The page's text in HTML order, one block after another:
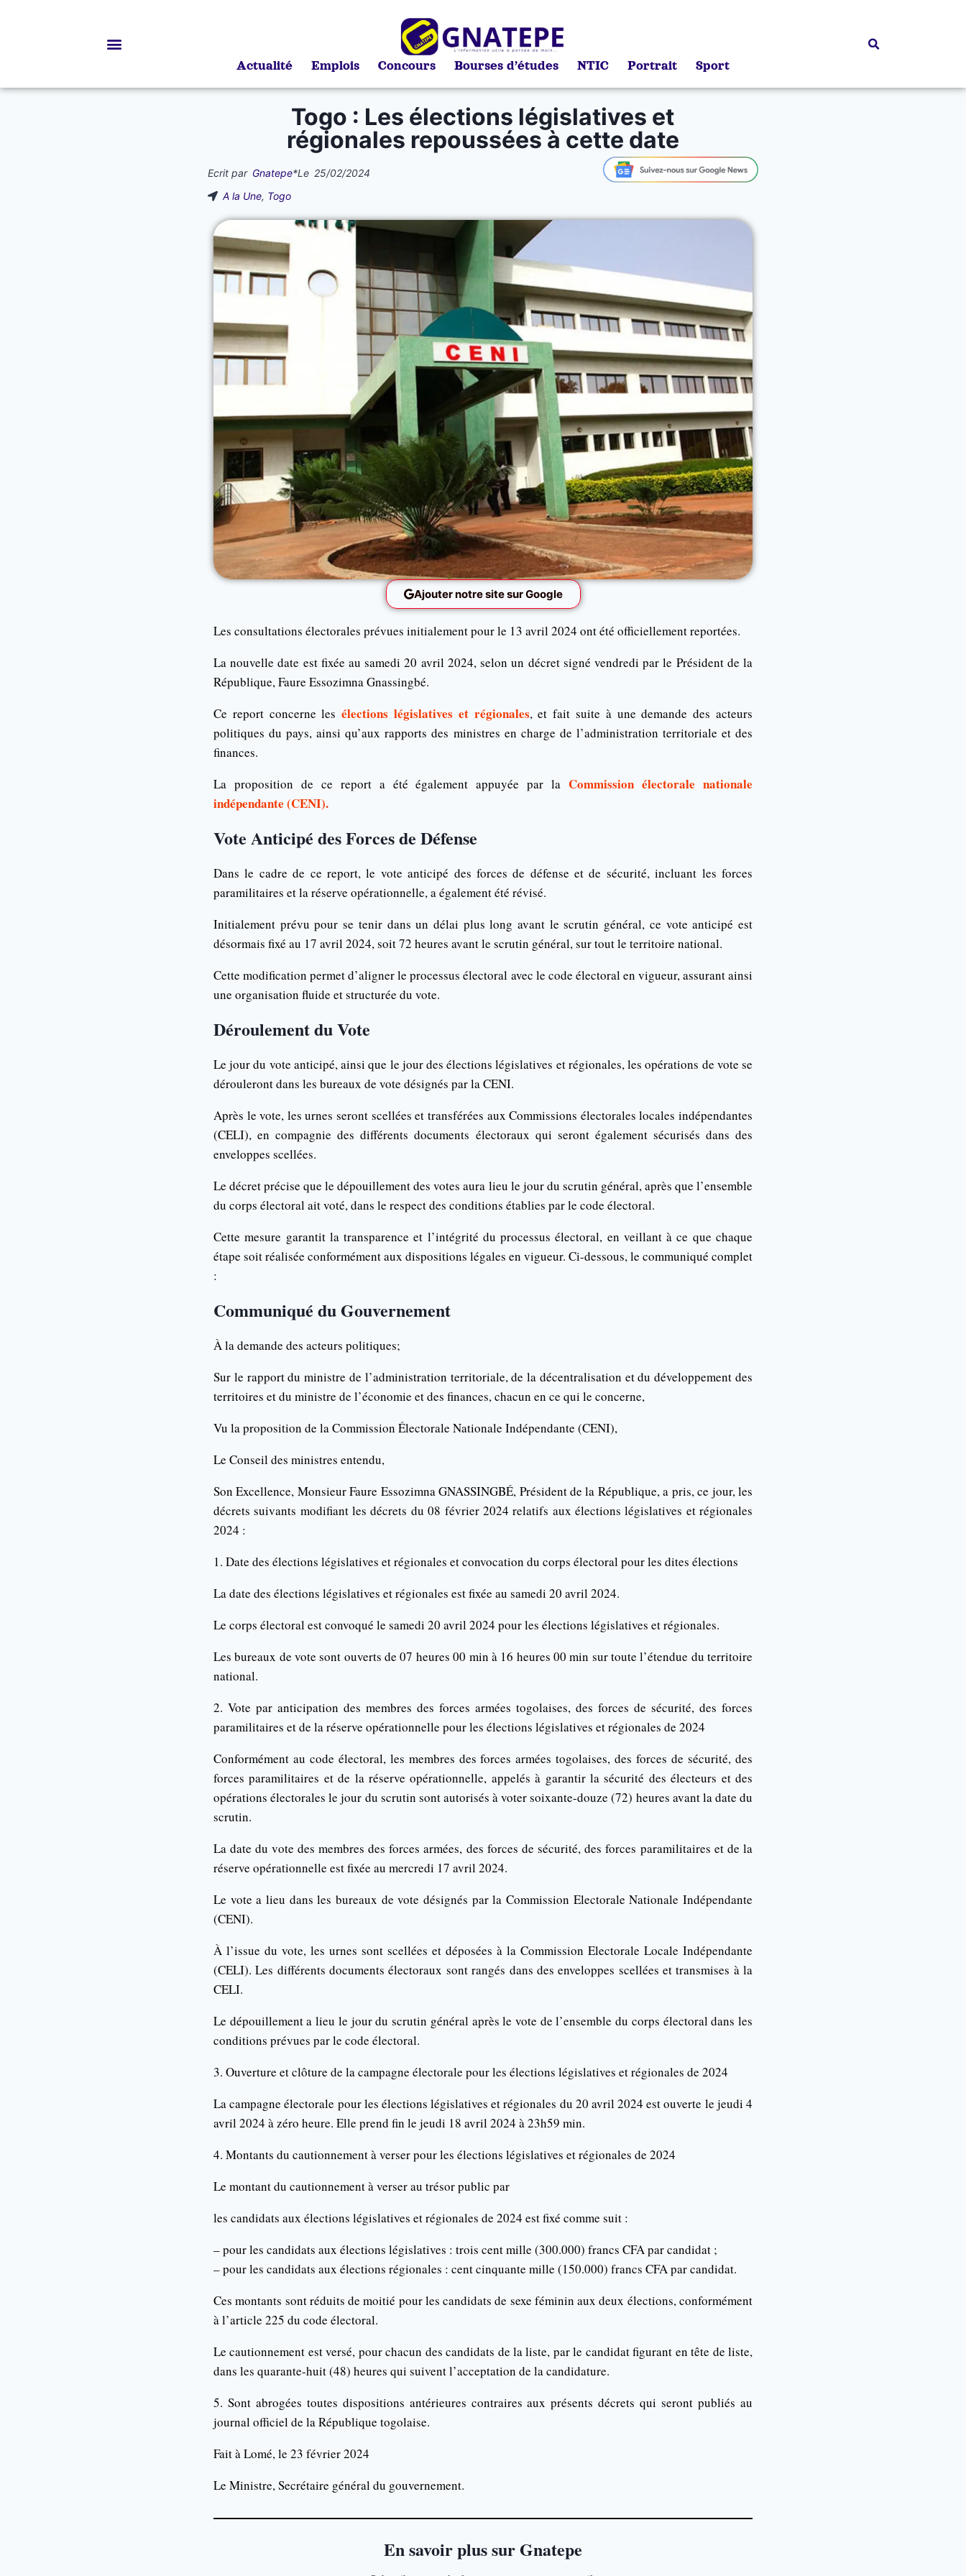
Actualité Emplois Concours Bourses d’études NTIC Portrait Sport
Togo : Les élections législatives et
régionales repoussées à cette date
Ecrit par Gnatepe*Le 25/02/2024
A la Une, Togo
Ajouter notre site sur Google
Les consultations électorales prévues initialement pour le 13 avril 2024 ont été officiellement reportées.
La nouvelle date est fixée au samedi 20 avril 2024, selon un décret signé vendredi par le Président de la
République, Faure Essozimna Gnassingbé.
Ce report concerne lesélections législatives et régionales, et fait suite à une demande des acteurs
politiques du pays, ainsi qu’aux rapports des ministres en charge de l’administration territoriale et des
finances.
La proposition de ce report a été également appuyée par laCommission électorale nationale
indépendante (CENI).
Vote Anticipé des Forces de Défense
Dans le cadre de ce report, le vote anticipé des forces de défense et de sécurité, incluant les forces
paramilitaires et la réserve opérationnelle, a également été révisé.
Initialement prévu pour se tenir dans un délai plus long avant le scrutin général, ce vote anticipé est
désormais fixé au 17 avril 2024, soit 72 heures avant le scrutin général, sur tout le territoire national.
Cette modification permet d’aligner le processus électoral avec le code électoral en vigueur, assurant ainsi
une organisation fluide et structurée du vote.
Déroulement du Vote
Le jour du vote anticipé, ainsi que le jour des élections législatives et régionales, les opérations de vote se
dérouleront dans les bureaux de vote désignés par la CENI.
Après le vote, les urnes seront scellées et transférées aux Commissions électorales locales indépendantes
(CELI), en compagnie des différents documents électoraux qui seront également sécurisés dans des
enveloppes scellées.
Le décret précise que le dépouillement des votes aura lieu le jour du scrutin général, après que l’ensemble
du corps électoral ait voté, dans le respect des conditions établies par le code électoral.
Cette mesure garantit la transparence et l’intégrité du processus électoral, en veillant à ce que chaque
étape soit réalisée conformément aux dispositions légales en vigueur. Ci-dessous, le communiqué complet
:
Communiqué du Gouvernement
À la demande des acteurs politiques;
Sur le rapport du ministre de l’administration territoriale, de la décentralisation et du développement des
territoires et du ministre de l’économie et des finances, chacun en ce qui le concerne,
Vu la proposition de la Commission Électorale Nationale Indépendante (CENI),
Le Conseil des ministres entendu,
Son Excellence, Monsieur Faure Essozimna GNASSINGBÉ, Président de la République, a pris, ce jour, les
décrets suivants modifiant les décrets du 08 février 2024 relatifs aux élections législatives et régionales
2024 :
1. Date des élections législatives et régionales et convocation du corps électoral pour les dites élections
La date des élections législatives et régionales est fixée au samedi 20 avril 2024.
Le corps électoral est convoqué le samedi 20 avril 2024 pour les élections législatives et régionales.
Les bureaux de vote sont ouverts de 07 heures 00 min à 16 heures 00 min sur toute l’étendue du territoire
national.
2. Vote par anticipation des membres des forces armées togolaises, des forces de sécurité, des forces
paramilitaires et de la réserve opérationnelle pour les élections législatives et régionales de 2024
Conformément au code électoral, les membres des forces armées togolaises, des forces de sécurité, des
forces paramilitaires et de la réserve opérationnelle, appelés à garantir la sécurité des électeurs et des
opérations électorales le jour du scrutin sont autorisés à voter soixante-douze (72) heures avant la date du
scrutin.
La date du vote des membres des forces armées, des forces de sécurité, des forces paramilitaires et de la
réserve opérationnelle est fixée au mercredi 17 avril 2024.
Le vote a lieu dans les bureaux de vote désignés par la Commission Electorale Nationale Indépendante
(CENI).
À l’issue du vote, les urnes sont scellées et déposées à la Commission Electorale Locale Indépendante
(CELI). Les différents documents électoraux sont rangés dans des enveloppes scellées et transmises à la
CELI.
Le dépouillement a lieu le jour du scrutin général après le vote de l’ensemble du corps électoral dans les
conditions prévues par le code électoral.
3. Ouverture et clôture de la campagne électorale pour les élections législatives et régionales de 2024
La campagne électorale pour les élections législatives et régionales du 20 avril 2024 est ouverte le jeudi 4
avril 2024 à zéro heure. Elle prend fin le jeudi 18 avril 2024 à 23h59 min.
4. Montants du cautionnement à verser pour les élections législatives et régionales de 2024
Le montant du cautionnement à verser au trésor public par
les candidats aux élections législatives et régionales de 2024 est fixé comme suit :
– pour les candidats aux élections législatives : trois cent mille (300.000) francs CFA par candidat ;
– pour les candidats aux élections régionales : cent cinquante mille (150.000) francs CFA par candidat.
Ces montants sont réduits de moitié pour les candidats de sexe féminin aux deux élections, conformément
à l’article 225 du code électoral.
Le cautionnement est versé, pour chacun des candidats de la liste, par le candidat figurant en tête de liste,
dans les quarante-huit (48) heures qui suivent l’acceptation de la candidature.
5. Sont abrogées toutes dispositions antérieures contraires aux présents décrets qui seront publiés au
journal officiel de la République togolaise.
Fait à Lomé, le 23 février 2024
Le Ministre, Secrétaire général du gouvernement.
En savoir plus sur Gnatepe